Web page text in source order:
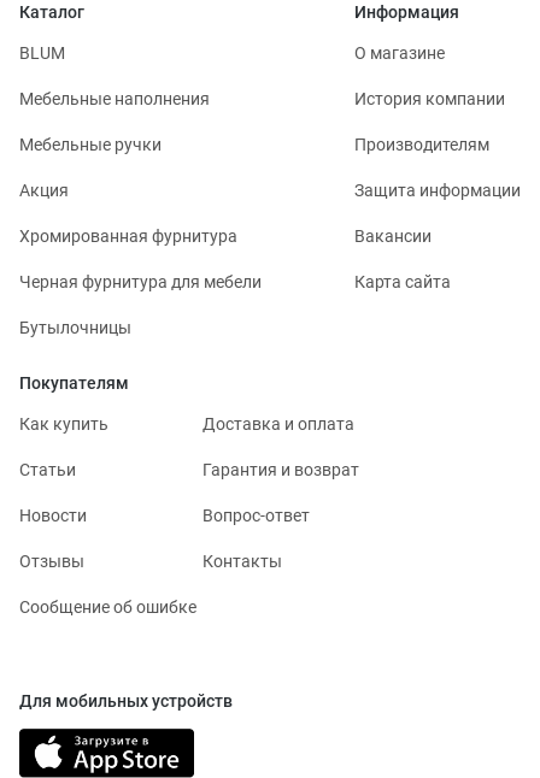
Каталог
BLUM
Мебельные наполнения
Мебельные ручки
Акция
Хромированная фурнитура
Черная фурнитура для мебели
Бутылочницы
Информация
О магазине
История компании
Производителям
Защита информации
Вакансии
Карта сайта
Покупателям
Как купить Доставка и оплата
Статьи Гарантия и возврат
Новости Вопрос-ответ
Отзывы Контакты
Сообщение об ошибке
Для мобильных устройств